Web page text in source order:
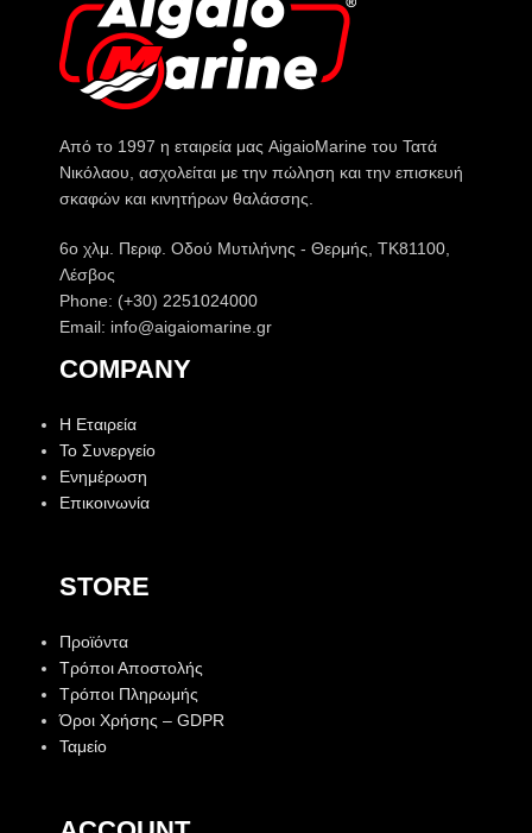
Από το 1997 η εταιρεία μας AigaioMarine του Τατά
Νικόλαου, ασχολείται με την πώληση και την επισκευή
σκαφών και κινητήρων θαλάσσης.
6o χλμ. Περιφ. Οδού Μυτιλήνης - Θερμής, ΤΚ81100,
Λέσβος
Phone: (+30) 2251024000
Email: info@aigaiomarine.gr
COMPANY
Η Εταιρεία
Το Συνεργείο
Ενημέρωση
Επικοινωνία
STORE
Προϊόντα
Τρόποι Αποστολής
Τρόποι Πληρωμής
Όροι Χρήσης – GDPR
Ταμείο